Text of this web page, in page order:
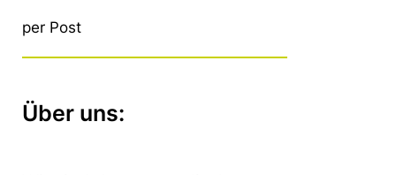
per Post
Über uns: